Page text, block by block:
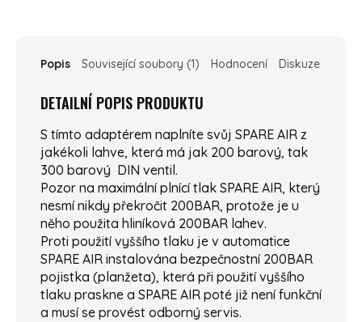
Popis Související soubory (1) Hodnocení Diskuze
DETAILNÍ POPIS PRODUKTU
S tímto adaptérem naplníte svůj SPARE AIR z
jakékoli lahve, která má jak 200 barový, tak
300 barový DIN ventil.
Pozor na maximální plnící tlak SPARE AIR, který
nesmí nikdy překročit 200BAR, protože je u
něho použita hliníková 200BAR lahev.
Proti použití vyššího tlaku je v automatice
SPARE AIR instalována bezpečnostní 200BAR
pojistka (planžeta), která při použití vyššího
tlaku praskne a SPARE AIR poté již není funkční
a musí se provést odborný servis.